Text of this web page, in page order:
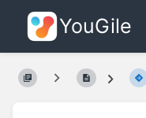
YouGile